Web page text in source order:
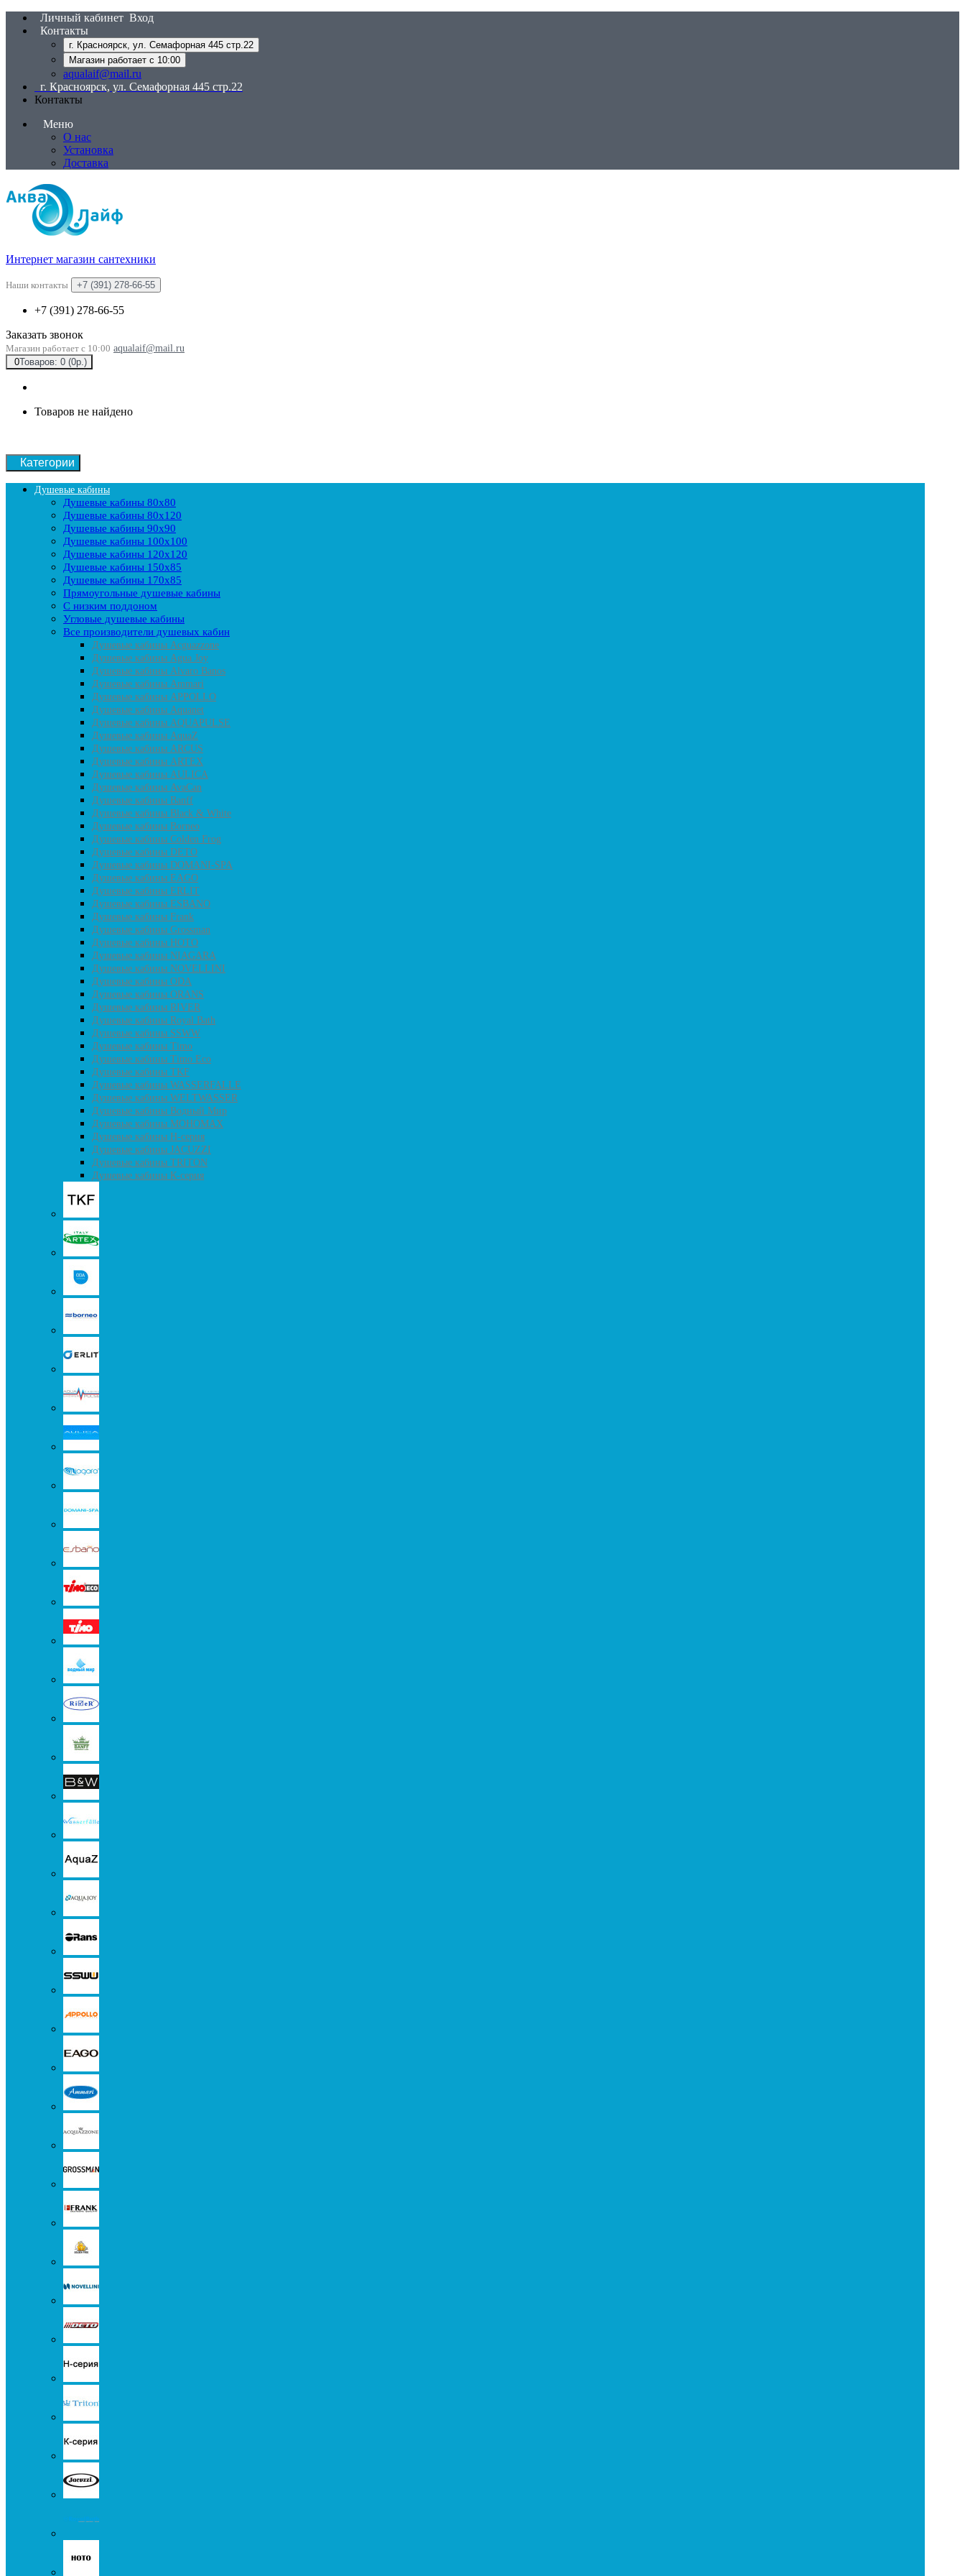
Личный кабинет Вход
Контакты
г. Красноярск, ул. Семафорная 445 стр.22
Магазин работает с 10:00
aqualaif@mail.ru
г. Красноярск, ул. Семафорная 445 стр.22
Контакты
Меню
О нас
Установка
Доставка
Интернет магазин сантехники
Наши контакты +7 (391) 278-66-55
+7 (391) 278-66-55
Заказать звонок
Магазин работает с 10:00 aqualaif@mail.ru
0Товаров: 0 (0р.)
Товаров не найдено
Категории
Душевые кабины
Душевые кабины 80x80
Душевые кабины 80x120
Душевые кабины 90х90
Душевые кабины 100x100
Душевые кабины 120x120
Душевые кабины 150x85
Душевые кабины 170x85
Прямоугольные душевые кабины
С низким поддоном
Угловые душевые кабины
Все производители душевых кабин
Душевые кабины Acguazzone
Душевые кабины Agua Joy
Душевые кабины Alvaro Banos
Душевые кабины Ammari
Душевые кабины APPOLLO
Душевые кабины Aquanet
Душевые кабины AQUAPULSE
Душевые кабины AquaZ
Душевые кабины ARCUS
Душевые кабины ARTEX
Душевые кабины AULICA
Душевые кабины AvaCan
Душевые кабины Banff
Душевые кабины Black & White
Душевые кабины Borneo
Душевые кабины Colden Frog
Душевые кабины DETO
Душевые кабины DOMANI-SPA
Душевые кабины EAGO
Душевые кабины ERLIT
Душевые кабины ESBANO
Душевые кабины Frank
Душевые кабины Grossman
Душевые кабины HOTO
Душевые кабины NIAGARA
Душевые кабины NOVELLINI
Душевые кабины ODA
Душевые кабины ORANS
Душевые кабины RIVER
Душевые кабины Royal Bath
Душевые кабины SSWW
Душевые кабины Timo
Душевые кабины Timo Eco
Душевые кабины TKF
Душевые кабины WASSERFALLE
Душевые кабины WELTWASSER
Душевые кабины Водный Мир
Душевые кабины МОНОМАХ
Душевые кабины H-серия
Душевые кабины JACUZZI
Душевые кабины TRITON
Душевые кабины К-серия